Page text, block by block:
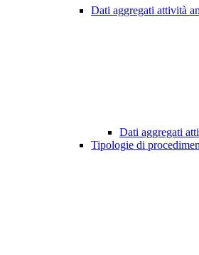
Dati aggregati attività
Dati aggregati
Tipologie di